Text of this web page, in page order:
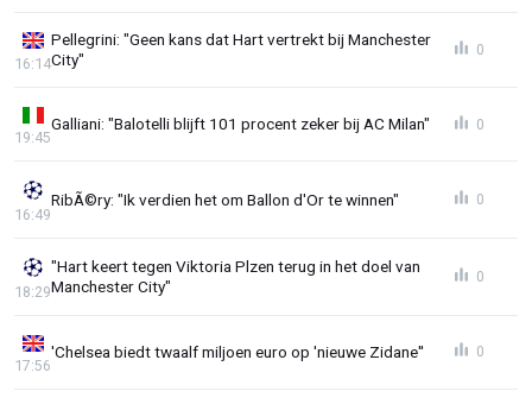
Pellegrini: "Geen kans dat Hart vertrekt bij Manchester
City"
16:14
0
Galliani: "Balotelli blijft 101 procent zeker bij AC Milan"
19:45
0
RibÃ©ry: "Ik verdien het om Ballon d'Or te winnen"
16:49
0
"Hart keert tegen Viktoria Plzen terug in het doel van
Manchester City"
18:29
0
'Chelsea biedt twaalf miljoen euro op 'nieuwe Zidane''
17:56
0